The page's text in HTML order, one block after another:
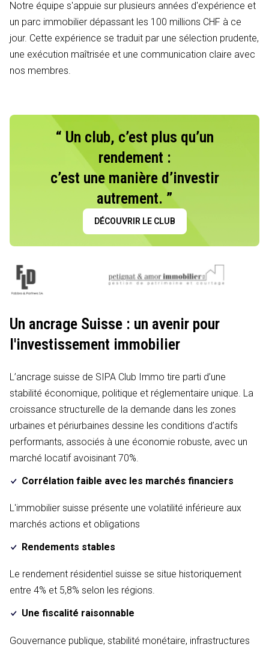
Notre équipe s'appuie sur plusieurs années d'expérience et
un parc immobilier dépassant les 100 millions CHF à ce
jour. Cette expérience se traduit par une sélection prudente,
une exécution maîtrisée et une communication claire avec
nos membres.
“ Un club, c’est plus qu’un
rendement :
c’est une manière d’investir
autrement. ”
DÉCOUVRIR LE CLUB
Un ancrage Suisse : un avenir pour
l'investissement immobilier
L’ancrage suisse de SIPA Club Immo tire parti d’une
stabilité économique, politique et réglementaire unique. La
croissance structurelle de la demande dans les zones
urbaines et périurbaines dessine les conditions d’actifs
performants, associés à une économie robuste, avec un
marché locatif avoisinant 70%.
Corrélation faible avec les marchés financiers
L'immobilier suisse présente une volatilité inférieure aux
marchés actions et obligations
Rendements stables
Le rendement résidentiel suisse se situe historiquement
entre 4% et 5,8% selon les régions.
Une fiscalité raisonnable
Gouvernance publique, stabilité monétaire, infrastructures